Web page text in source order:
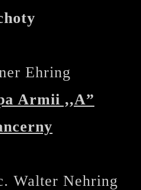
Ehring
Armii ,,A”
Walter Nehring